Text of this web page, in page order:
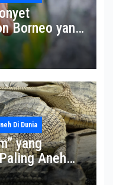
Borneo yang
Di Dunia
yang
Aneh
Sungai India